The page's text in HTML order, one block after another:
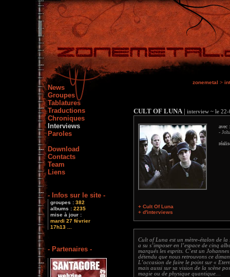
News
Groupes
Tablatures
Traductions
Chroniques
Interviews
Paroles
Download
Contacts
Team
Liens
- Infos sur le site -
groupes : 382
albums : 2235
mise à jour :
mardi 27 février
17h13 ...
- Partenaires -
zonemetal >
CULT OF LUNA| interview ~ le
+ Cult Of Luna
+ d'interviews
avec :
-
Cult of Luna est un mètre-étalon de la
a su s’imposer en l’espace de cinq
marqués les esprits. C’est un
détendu que nous retrouvons ce
L’occasion de faire le point sur «
mais aussi sur sa vision de la scène
magie ou de physique quantique…